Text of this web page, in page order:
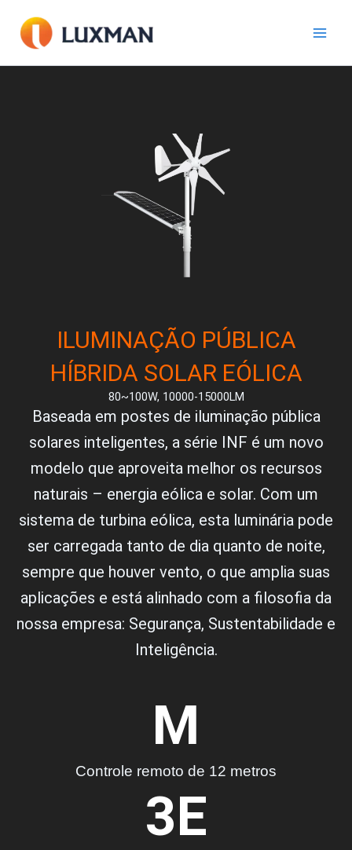
para
conteúdo
ILUMINAÇÃO PÚBLICA
HÍBRIDA SOLAR EÓLICA
80~100W, 10000-15000LM
Baseada em postes de iluminação pública
solares inteligentes, a série INF é um novo
modelo que aproveita melhor os recursos
naturais – energia eólica e solar. Com um
sistema de turbina eólica, esta luminária pode
ser carregada tanto de dia quanto de noite,
sempre que houver vento, o que amplia suas
aplicações e está alinhado com a filosofia da
nossa empresa: Segurança, Sustentabilidade e
Inteligência.
Controle remoto de 12 metros
M
3E